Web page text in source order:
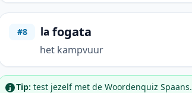
#8 la fogata
het kampvuur
Tip: test jezelf met de Woordenquiz Spaans.